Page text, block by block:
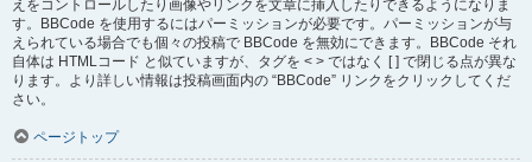
えをコントロールしたり画像やリンクを文章に挿入したりできるようになりま
す。BBCode を使用するにはパーミッションが必要です。パーミッションが与
えられている場合でも個々の投稿で BBCode を無効にできます。BBCode それ
自体は HTMLコード と似ていますが、タグを < > ではなく [ ] で閉じる点が異な
ります。より詳しい情報は投稿画面内の “BBCode” リンクをクリックしてくだ
さい。
ページトップ